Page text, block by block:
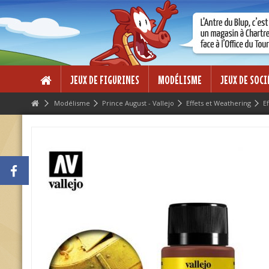
Lorem ipsum dolor sit amet
Lorem ipsum dolor sit amet, consectetur adipisicing elit, sed do
dolore magna aliqua. Ut enim ad minim veniam, quis nostrud
ea commodo consequat.
JEUX DE FIGURINES MODÉLISME JEUX DE
Modélisme Prince August - Vallejo Effets et Weathering